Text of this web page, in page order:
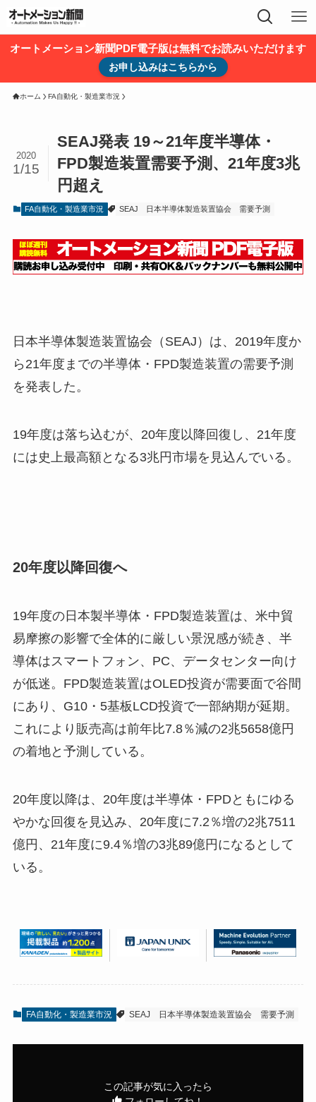
オートメーション新聞PDF電子版は無料でお読みいただけます
お申し込みはこちらから
ホーム FA自動化・製造業市況
SEAJ発表 19～21年度半導体・
FPD製造装置需要予測、21年度3兆
円超え
2020
1/15
FA自動化・製造業市況 SEAJ 日本半導体製造装置協会 需要予測
日本半導体製造装置協会（SEAJ）は、2019年度か
ら21年度までの半導体・FPD製造装置の需要予測
を発表した。
19年度は落ち込むが、20年度以降回復し、21年度
には史上最高額となる3兆円市場を見込んでいる。
20年度以降回復へ
19年度の日本製半導体・FPD製造装置は、米中貿
易摩擦の影響で全体的に厳しい景況感が続き、半
導体はスマートフォン、PC、データセンター向け
が低迷。FPD製造装置はOLED投資が需要面で谷間
にあり、G10・5基板LCD投資で一部納期が延期。
これにより販売高は前年比7.8％減の2兆5658億円
の着地と予測している。
20年度以降は、20年度は半導体・FPDともにゆる
やかな回復を見込み、20年度に7.2％増の2兆7511
億円、21年度に9.4％増の3兆89億円になるとして
いる。
FA自動化・製造業市況 SEAJ 日本半導体製造装置協会 需要予測
この記事が気に入ったら